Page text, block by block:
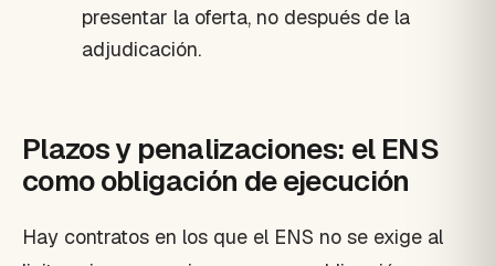
presentar la oferta, no después de la
adjudicación.
Plazos y penalizaciones: el ENS
como obligación de ejecución
Hay contratos en los que el ENS no se exige al